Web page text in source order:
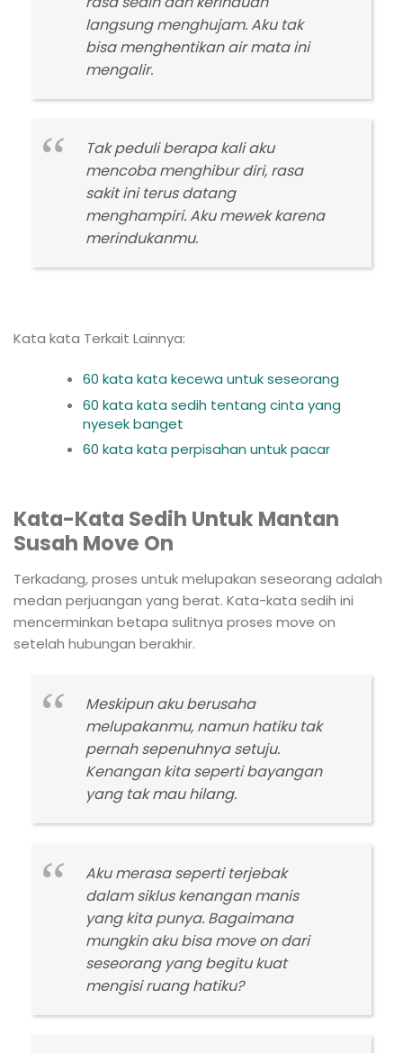
langsung menghujam. Aku tak
bisa menghentikan air mata ini
mengalir.
Tak peduli berapa kali aku
mencoba menghibur diri, rasa
sakit ini terus datang
menghampiri. Aku mewek karena
merindukanmu.
Kata kata Terkait Lainnya:
60 kata kata kecewa untuk seseorang
60 kata kata sedih tentang cinta yang
nyesek banget
60 kata kata perpisahan untuk pacar
Kata-Kata Sedih Untuk Mantan
Susah Move On
Terkadang, proses untuk melupakan seseorang adalah
medan perjuangan yang berat. Kata-kata sedih ini
mencerminkan betapa sulitnya proses move on
setelah hubungan berakhir.
Meskipun aku berusaha
melupakanmu, namun hatiku tak
pernah sepenuhnya setuju.
Kenangan kita seperti bayangan
yang tak mau hilang.
Aku merasa seperti terjebak
dalam siklus kenangan manis
yang kita punya. Bagaimana
mungkin aku bisa move on dari
seseorang yang begitu kuat
mengisi ruang hatiku?